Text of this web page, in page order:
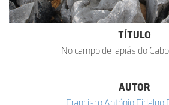
TÍTULO
No campo de lapiás do
AUTOR